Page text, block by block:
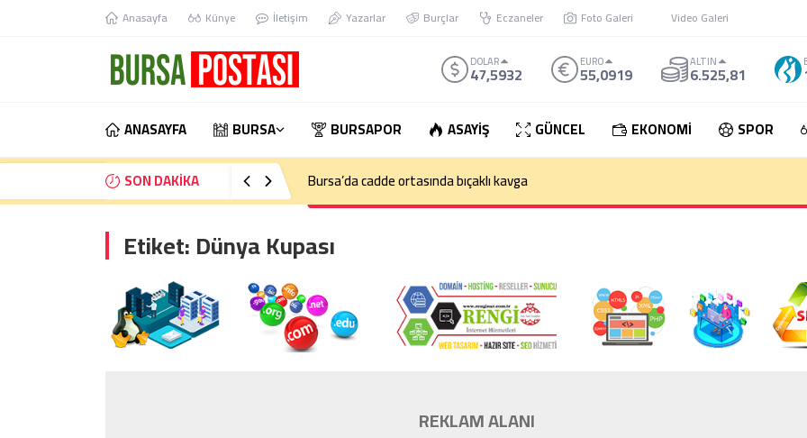
Anasayfa Künye İletişim Yazarlar Burçlar Eczaneler Foto Galeri Video Galeri
DOLAR
47,5932 EURO
55,0919 ALTIN
6.525,81
ANASAYFA BURSA BURSAPOR ASAYİŞ GÜNCEL EKONOMİ SPOR
SON DAKİKA
Bursa’da cadde ortasında bıçaklı kavga
Etiket:Dünya Kupası
REKLAM ALANI